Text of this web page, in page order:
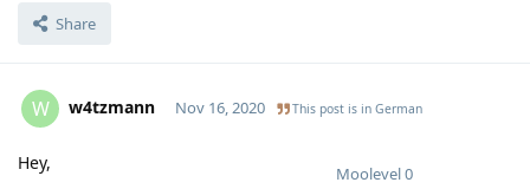
Share
W w4tzmann
Moolevel0
Nov 16, 2020 This post is in German
Hey,